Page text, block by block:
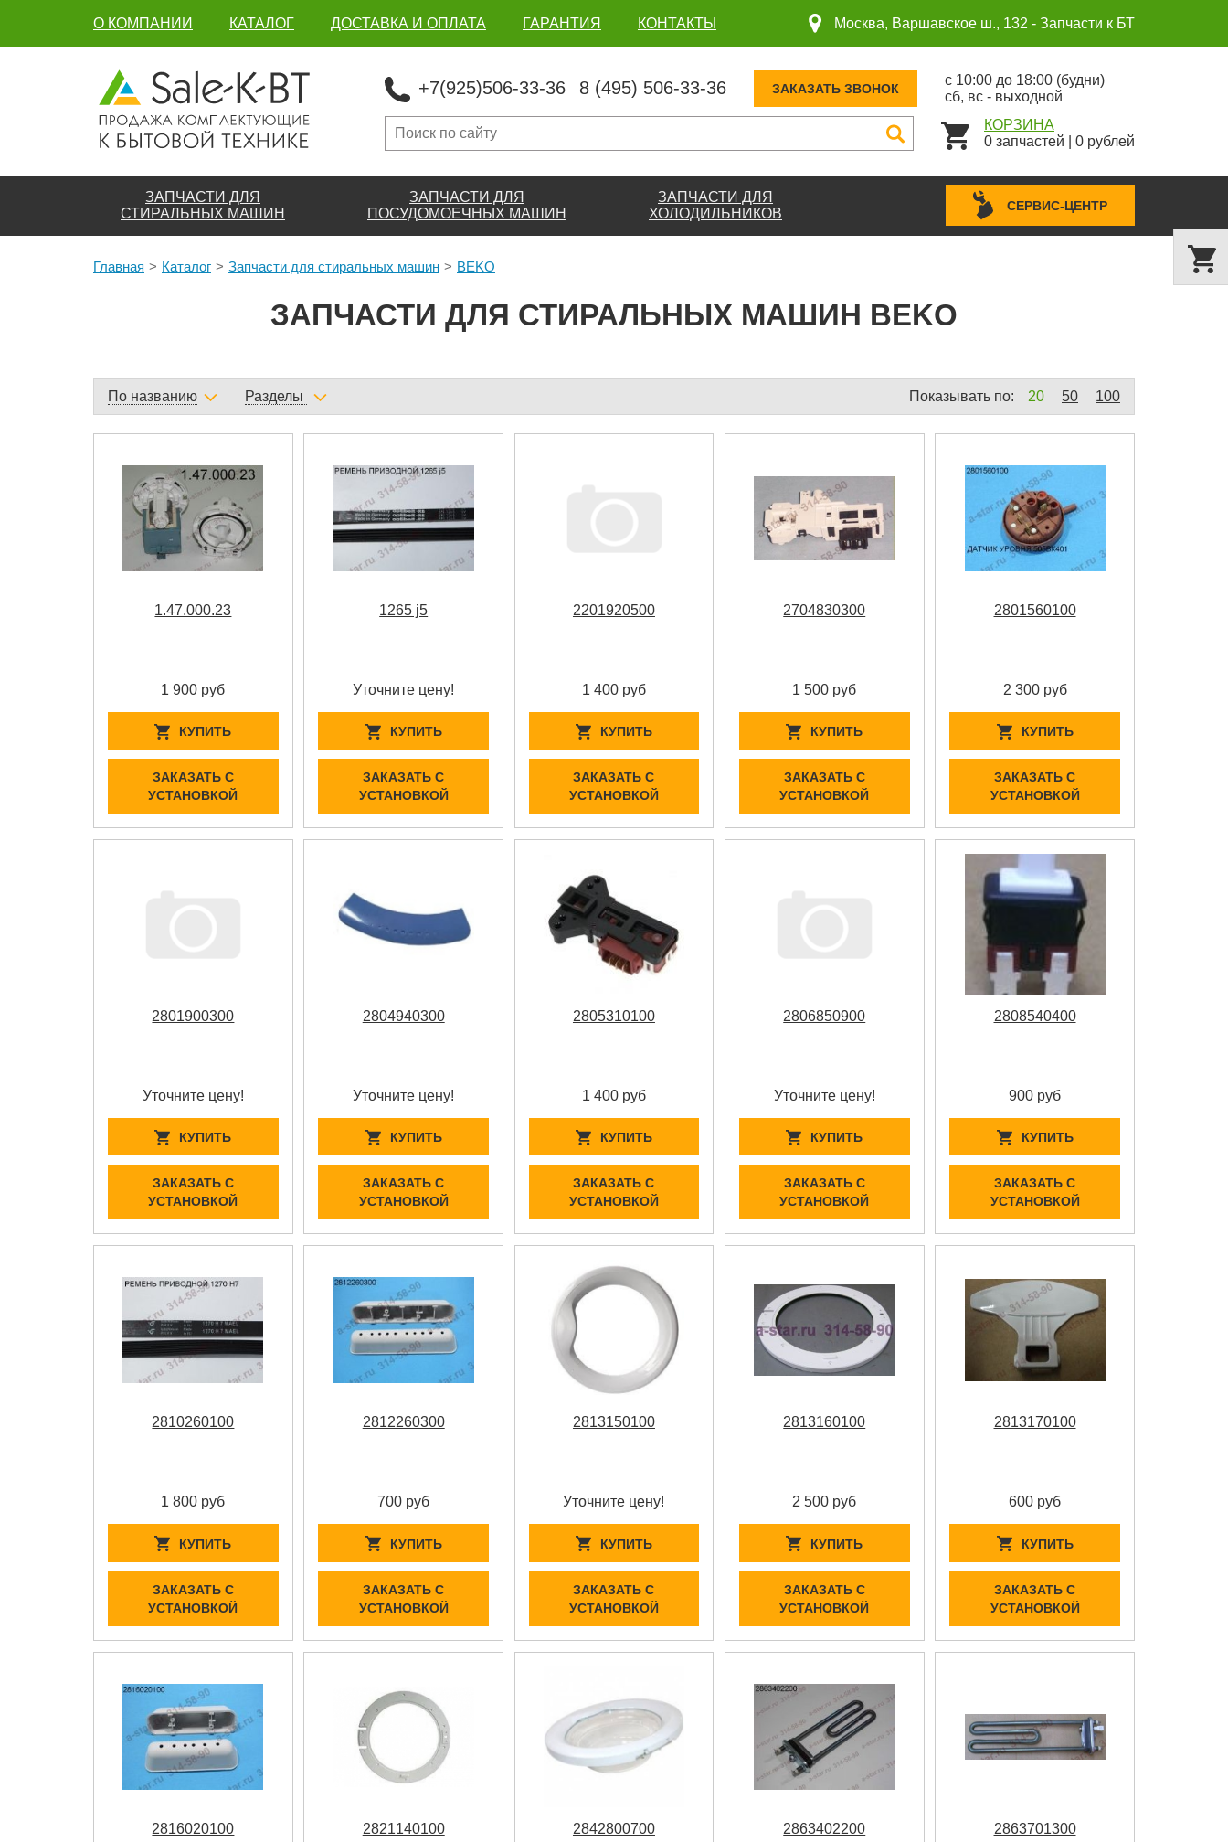
О КОМПАНИИ КАТАЛОГ ДОСТАВКА И ОПЛАТА ГАРАНТИЯ КОНТАКТЫ Москва, Варшавское ш., 132 - Запчасти к БТ
+7(925)506-33-36 8 (495) 506-33-36 ЗАКАЗАТЬ ЗВОНОК
с 10:00 до 18:00 (будни)
сб, вс - выходной
КОРЗИНА
0 запчастей 0 рублей
ЗАПЧАСТИ ДЛЯ
СТИРАЛЬНЫХ МАШИН
ЗАПЧАСТИ ДЛЯ
ПОСУДОМОЕЧНЫХ МАШИН
ЗАПЧАСТИ ДЛЯ
ХОЛОДИЛЬНИКОВ
СЕРВИС-ЦЕНТР
Главная Каталог Запчасти для стиральных машин BEKO
ЗАПЧАСТИ ДЛЯ СТИРАЛЬНЫХ МАШИН BEKO
По названию Разделы Показывать по: 20 50 100
1.47.000.23
1 900 руб
КУПИТЬ
ЗАКАЗАТЬ С
УСТАНОВКОЙ
1265 j5
Уточните цену!
КУПИТЬ
ЗАКАЗАТЬ С
УСТАНОВКОЙ
2201920500
1 400 руб
КУПИТЬ
ЗАКАЗАТЬ С
УСТАНОВКОЙ
2704830300
1 500 руб
КУПИТЬ
ЗАКАЗАТЬ С
УСТАНОВКОЙ
2801560100
2 300 руб
КУПИТЬ
ЗАКАЗАТЬ С
УСТАНОВКОЙ
2801900300
Уточните цену!
КУПИТЬ
ЗАКАЗАТЬ С
УСТАНОВКОЙ
2804940300
Уточните цену!
КУПИТЬ
ЗАКАЗАТЬ С
УСТАНОВКОЙ
2805310100
1 400 руб
КУПИТЬ
ЗАКАЗАТЬ С
УСТАНОВКОЙ
2806850900
Уточните цену!
КУПИТЬ
ЗАКАЗАТЬ С
УСТАНОВКОЙ
2808540400
900 руб
КУПИТЬ
ЗАКАЗАТЬ С
УСТАНОВКОЙ
2810260100
1 800 руб
КУПИТЬ
ЗАКАЗАТЬ С
УСТАНОВКОЙ
2812260300
700 руб
КУПИТЬ
ЗАКАЗАТЬ С
УСТАНОВКОЙ
2813150100
Уточните цену!
КУПИТЬ
ЗАКАЗАТЬ С
УСТАНОВКОЙ
2813160100
2 500 руб
КУПИТЬ
ЗАКАЗАТЬ С
УСТАНОВКОЙ
2813170100
600 руб
КУПИТЬ
ЗАКАЗАТЬ С
УСТАНОВКОЙ
2816020100 2821140100 2842800700 2863402200 2863701300